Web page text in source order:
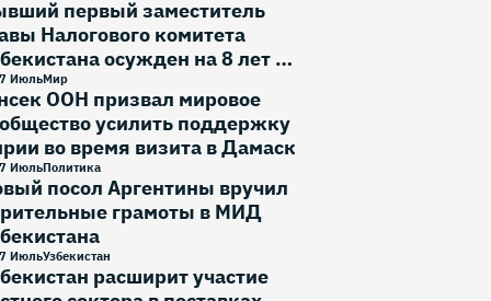
первый заместитель
Налогового комитета
осужден на 8 лет и
ИюльМир
ООН призвал мировое
усилить поддержку
во время визита в Дамаск
ИюльПолитика
посол Аргентины вручил
грамоты в МИД
ИюльУзбекистан
расширит участие